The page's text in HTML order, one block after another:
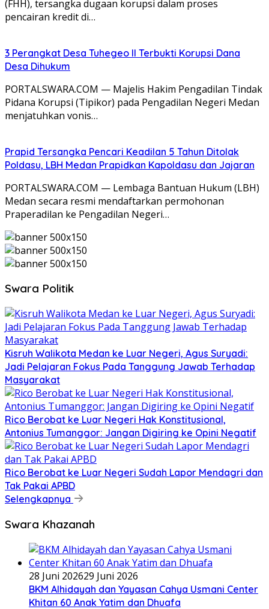
(FHH), tersangka dugaan korupsi dalam proses
pencairan kredit di…
3 Perangkat Desa Tuhegeo II Terbukti Korupsi Dana
Desa Dihukum
PORTALSWARA.COM — Majelis Hakim Pengadilan Tindak
Pidana Korupsi (Tipikor) pada Pengadilan Negeri Medan
menjatuhkan vonis…
Prapid Tersangka Pencari Keadilan 5 Tahun Ditolak
Poldasu, LBH Medan Prapidkan Kapoldasu dan Jajaran
PORTALSWARA.COM — Lembaga Bantuan Hukum (LBH)
Medan secara resmi mendaftarkan permohonan
Praperadilan ke Pengadilan Negeri…
Swara Politik
Kisruh Walikota Medan ke Luar Negeri, Agus Suryadi:
Jadi Pelajaran Fokus Pada Tanggung Jawab Terhadap
Masyarakat
Rico Berobat ke Luar Negeri Hak Konstitusional,
Antonius Tumanggor: Jangan Digiring ke Opini Negatif
Rico Berobat ke Luar Negeri Sudah Lapor Mendagri dan
Tak Pakai APBD
Selengkapnya
Swara Khazanah
28 Juni 202629 Juni 2026
BKM Alhidayah dan Yayasan Cahya Usmani Center
Khitan 60 Anak Yatim dan Dhuafa